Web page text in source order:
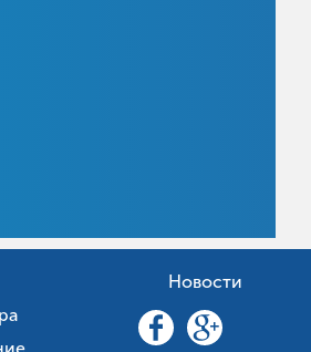
Новости